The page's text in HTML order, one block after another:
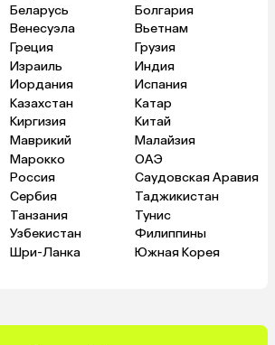
Беларусь
Болгария
Венесуэла
Вьетнам
Греция
Грузия
Израиль
Индия
Иордания
Испания
Казахстан
Катар
Киргизия
Китай
Маврикий
Малайзия
Марокко
ОАЭ
Россия
Саудовская Аравия
Сербия
Таджикистан
Танзания
Тунис
Узбекистан
Филиппины
Шри-Ланка
Южная Корея